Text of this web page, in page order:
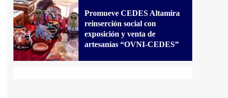
Promueve CEDES Altamira
reinserción social con
exposición y venta de
artesanías “OVNI-CEDES”